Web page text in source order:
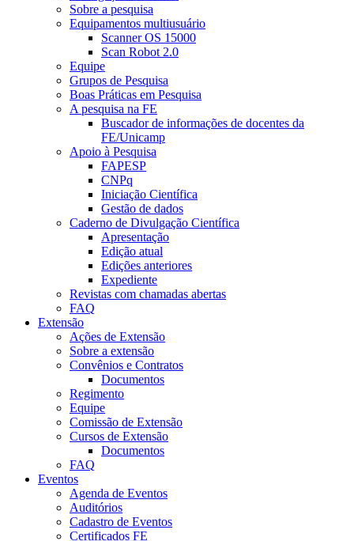
Sobre a pesquisa
Equipamentos multiusuário
Scanner OS 15000
Scan Robot 2.0
Equipe
Grupos de Pesquisa
Boas Práticas em Pesquisa
A pesquisa na FE
Buscador de informações de docentes da
FE/Unicamp
Apoio à Pesquisa
FAPESP
CNPq
Iniciação Científica
Gestão de dados
Caderno de Divulgação Científica
Apresentação
Edição atual
Edições anteriores
Expediente
Revistas com chamadas abertas
FAQ
Extensão
Ações de Extensão
Sobre a extensão
Convênios e Contratos
Documentos
Regimento
Equipe
Comissão de Extensão
Cursos de Extensão
Documentos
FAQ
Eventos
Agenda de Eventos
Auditórios
Cadastro de Eventos
Certificados FE